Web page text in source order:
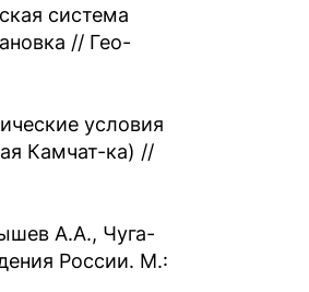
система
// Гео-
условия
Камчат-ка) //
А.А., Чуга-
России. М.: